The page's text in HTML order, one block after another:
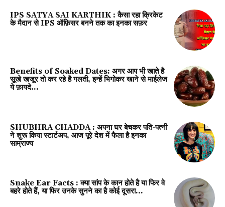
IPS SATYA SAI KARTHIK : कैसा रहा क्रिकेट
के मैदान से IPS ऑफ़िसर बनने तक का इनका सफ़र
Benefits of Soaked Dates: अगर आप भी खाते है
सूखे खजूर तो कर रहे है गलती, इन्हें भिगोकर खाने से माईलेज
ये फ़ायदे…
SHUBHRA CHADDA : अपना घर बेचकर पति-पत्नी
ने शुरू किया स्टार्टअप, आज पूरे देश में फैला है इनका
साम्राज्य
Snake Ear Facts : क्या सांप के कान होते है या फिर वे
बहरे होते हैं, या फिर उनके सुनने का है कोई दूसरा...